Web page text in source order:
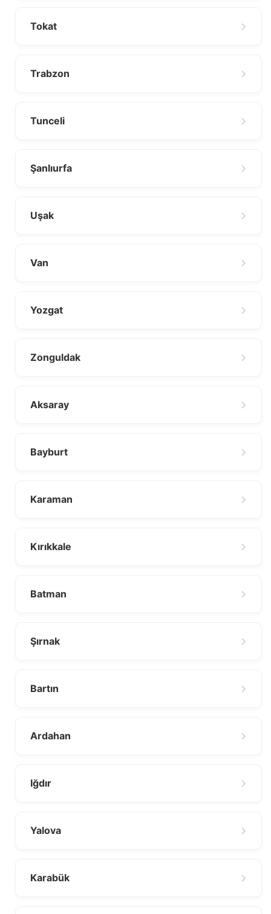
Tokat
Trabzon
Tunceli
Şanlıurfa
Uşak
Van
Yozgat
Zonguldak
Aksaray
Bayburt
Karaman
Kırıkkale
Batman
Şırnak
Bartın
Ardahan
Iğdır
Yalova
Karabük